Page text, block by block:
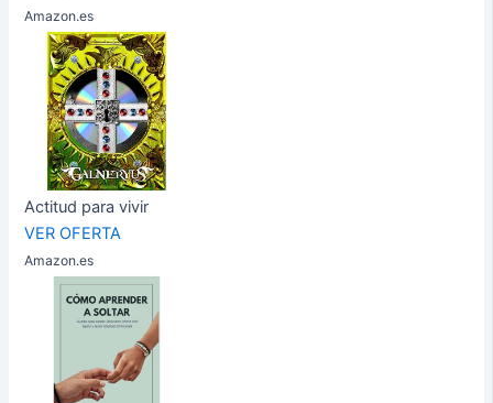
Amazon.es
Actitud para vivir
VER OFERTA
Amazon.es